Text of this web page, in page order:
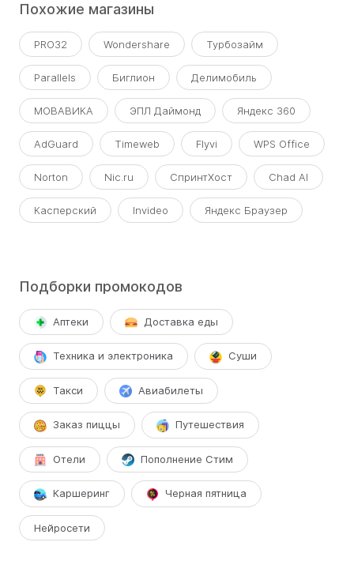
Похожие магазины
PRO32 Wondershare Турбозайм
Parallels Биглион Делимобиль
МОВАВИКА ЭПЛ Даймонд Яндекс 360
AdGuard Timeweb Flyvi WPS Office
Norton Nic.ru СпринтХост Chad AI
Касперский Invideo Яндекс Браузер
Подборки промокодов
Аптеки Доставка еды
Техника и электроника Суши
Такси Авиабилеты
Заказ пиццы Путешествия
Отели Пополнение Стим
Каршеринг Черная пятница
Нейросети